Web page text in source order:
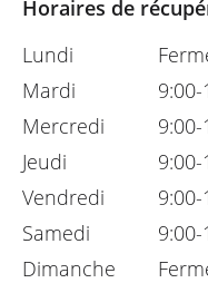
Horaires de
Lundi
Mardi
Mercredi
Jeudi
Vendredi
Samedi
Dimanche